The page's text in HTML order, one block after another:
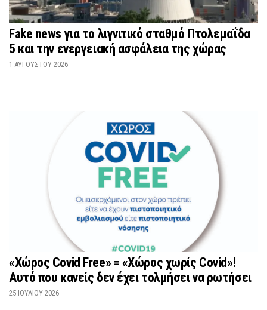
Fake news για το λιγνιτικό σταθμό Πτολεμαΐδα
5 και την ενεργειακή ασφάλεια της χώρας
1 ΑΥΓΟΎΣΤΟΥ 2026
«Χώρος Covid Free» = «Χώρος χωρίς Covid»!
Αυτό που κανείς δεν έχει τολμήσει να ρωτήσει
25 ΙΟΥΛΊΟΥ 2026